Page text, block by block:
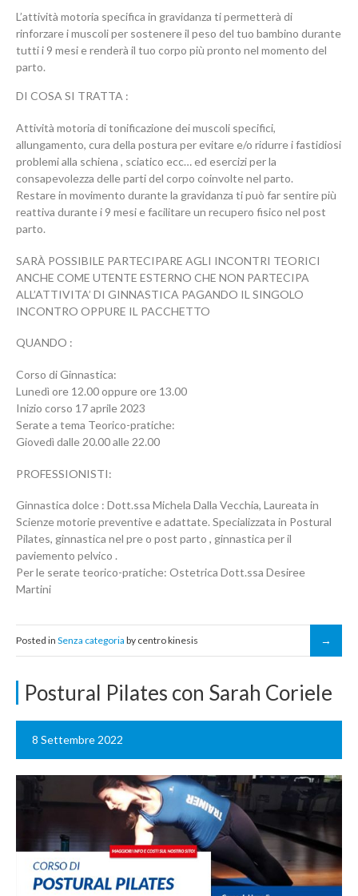
L’attività motoria specifica in gravidanza ti permetterà di
rinforzare i muscoli per sostenere il peso del tuo bambino durante
tutti i 9 mesi e renderà il tuo corpo più pronto nel momento del
parto.
DI COSA SI TRATTA :
Attività motoria di tonificazione dei muscoli specifici,
allungamento, cura della postura per evitare e/o ridurre i fastidiosi
problemi alla schiena , sciatico ecc… ed esercizi per la
consapevolezza delle parti del corpo coinvolte nel parto.
Restare in movimento durante la gravidanza ti può far sentire più
reattiva durante i 9 mesi e facilitare un recupero fisico nel post
parto.
SARÀ POSSIBILE PARTECIPARE AGLI INCONTRI TEORICI
ANCHE COME UTENTE ESTERNO CHE NON PARTECIPA
ALL’ATTIVITA’ DI GINNASTICA PAGANDO IL SINGOLO
INCONTRO OPPURE IL PACCHETTO
QUANDO :
Corso di Ginnastica:
Lunedì ore 12.00 oppure ore 13.00
Inizio corso 17 aprile 2023
Serate a tema Teorico-pratiche:
Giovedì dalle 20.00 alle 22.00
PROFESSIONISTI:
Ginnastica dolce : Dott.ssa Michela Dalla Vecchia, Laureata in
Scienze motorie preventive e adattate. Specializzata in Postural
Pilates, ginnastica nel pre o post parto , ginnastica per il
paviemento pelvico .
Per le serate teorico-pratiche: Ostetrica Dott.ssa Desiree
Martini
Posted in Senza categoria by centro kinesis
Postural Pilates con Sarah Coriele
8 Settembre 2022